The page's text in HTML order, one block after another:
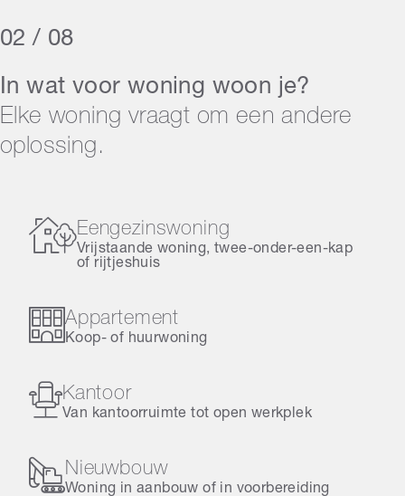
02 / 08
In wat voor woning woon je?
Elke woning vraagt om een andere
oplossing.
Eengezinswoning
Vrijstaande woning, twee-onder-een-kap
of rijtjeshuis
Appartement
Koop- of huurwoning
Kantoor
Van kantoorruimte tot open werkplek
Nieuwbouw
Woning in aanbouw of in voorbereiding